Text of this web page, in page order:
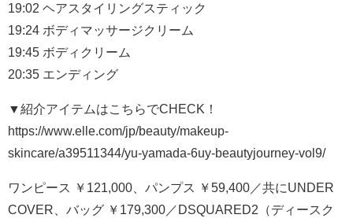
19:02 ヘアスタイリングスティック
19:24 ボディマッサージクリーム
19:45 ボディクリーム
20:35 エンディング
▼紹介アイテムはこちらでCHECK！
https://www.elle.com/jp/beauty/makeup-
skincare/a39511344/yu-yamada-6uy-beautyjourney-vol9/
ワンピース ￥121,000、パンプス ￥59,400／共にUNDER
COVER、バッグ ￥179,300／DSQUARED2（ディースク